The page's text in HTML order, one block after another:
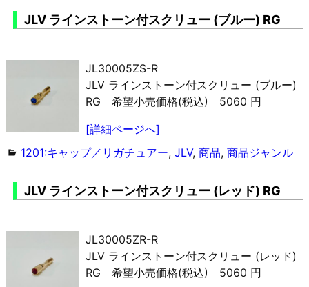
JLV ラインストーン付スクリュー (ブルー) RG
JL30005ZS-R
JLV ラインストーン付スクリュー (ブルー)
RG 希望小売価格(税込) 5060 円
[詳細ページへ]
1201:キャップ／リガチュアー,JLV,商品,商品ジャンル
JLV ラインストーン付スクリュー (レッド) RG
JL30005ZR-R
JLV ラインストーン付スクリュー (レッド)
RG 希望小売価格(税込) 5060 円